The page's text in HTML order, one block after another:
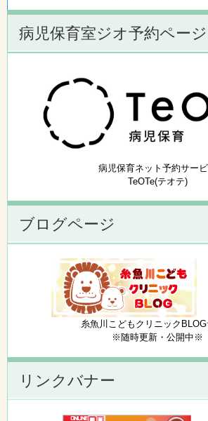
病児保育室ジオ予約ページ
病児保育ネット予約サー
TeOTe(テオテ)
ブログページ
糸魚川こどもクリニックBLOG
※随時更新・公開中※
リンクバナー